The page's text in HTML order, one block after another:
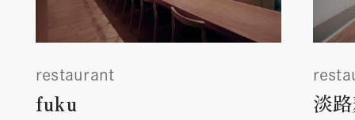
restaurant
fuku 淡